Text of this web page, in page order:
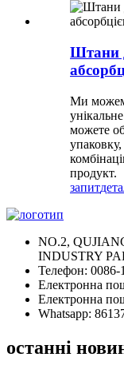
Штани
Ми
можете
продукт.
запит
NO.2,
INDUSTRY
Телефон: 0086-
Електронна
Електронна
Whatsapp:
останні